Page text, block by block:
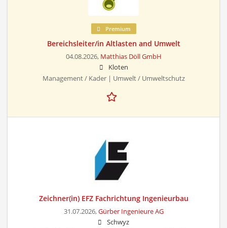
Premium
Bereichsleiter/in Altlasten and Umwelt
04.08.2026, Matthias Döll GmbH
Kloten
Management / Kader | Umwelt / Umweltschutz
Zeichner(in) EFZ Fachrichtung Ingenieurbau
31.07.2026,Gürber Ingenieure AG
Schwyz